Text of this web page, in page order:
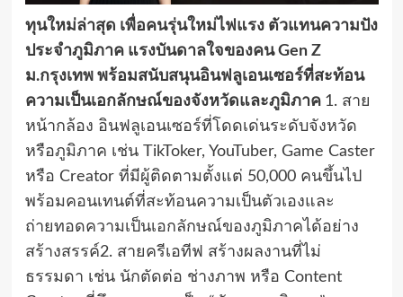
ทุนใหม่ล่าสุด เพื่อคนรุ่นใหม่ไฟแรง ตัวแทนความปัง
ประจำภูมิภาค แรงบันดาลใจของคน Gen Z
ม.กรุงเทพ พร้อมสนับสนุนอินฟลูเอนเซอร์ที่สะท้อน
ความเป็นเอกลักษณ์ของจังหวัดและภูมิภาค 1. สาย
หน้ากล้อง อินฟลูเอนเซอร์ที่โดดเด่นระดับจังหวัด
หรือภูมิภาค เช่น TikToker, YouTuber, Game Caster
หรือ Creator ที่มีผู้ติดตามตั้งแต่ 50,000 คนขึ้นไป
พร้อมคอนเทนต์ที่สะท้อนความเป็นตัวเองและ
ถ่ายทอดความเป็นเอกลักษณ์ของภูมิภาคได้อย่าง
สร้างสรรค์2. สายครีเอทีฟ สร้างผลงานที่ไม่
ธรรมดา เช่น นักตัดต่อ ช่างภาพ หรือ Content